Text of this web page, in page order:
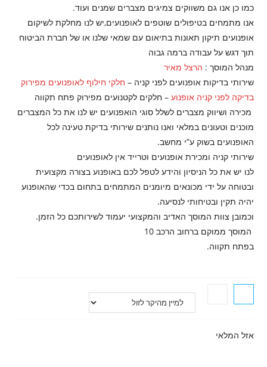
כמו כן אנו גם משווקים צמיגים מצברים שמנים ועוד.
אנו מתמחים בטיפולים שוטפים לאופנועים,יש לנו מחלקת לשיקום
אופנועים תיקון תאונות בתיאום עם שמאי שלנו או של חברת הביטוח
תוך דגש על עבודה ברמה גבוה
מנהל המוסך :הרצל מאיר
שירותי בדיקות אופנועים לפני קניה –חלקי חילוף לאופנועים מפירוק
בדיקה לפני קניה אופנוע– חלקים לקטנועים מפירוק פתח תקווה
מכירה ושיווק מצברים לשלל סוגי הואפנועים יש לנו את כל המצברים
מוכנים וטעונים במלאי ואנו נותנים שירותי בדיקת טעינה לכל
האופנועים בשוק ע”י מחשב.
שירותי קניה ומכירת אופנועים וטרייד אין לאופנועים
לנו יש את כל הניסיון והידע לטפל לכם באופנוע בצורה מקצועית
ובטוחה על ידי מכונאים מיומנים המתמחים בתחום בכדי שהאופנוע
יהיה תקין ובטיחותי לנסיעה.
וכמובן צוות המוסך האדיב והמקצועי יעמוד לשירותכם כל הזמן.
המוסך ממוקם ברחוב הרכב 10
בפתח תקווה.
אזל המלאי